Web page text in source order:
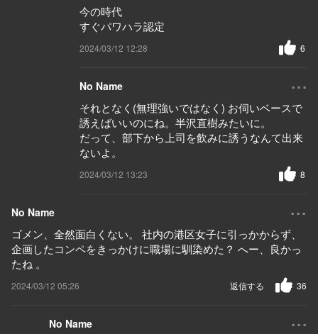
今の時代
すぐパワハラ認定
2024/03/12 12:28 6
No Name ...
それとなく(無理強いではなく) お伺いベースで
誘えばいいのにね。半沢直樹みたいに。
だって、部下から上司を飲みに誘うなんて出来
ないよ。
2024/03/12 13:23 8
No Name ...
ゴメン、全然面白くない。 社内の港区女子に引っかからず、
企画したコンペをきっかけに職場に馴染めた？ へー、良かっ
たね 。
2024/03/12 05:26 36
返信する
No Name ...